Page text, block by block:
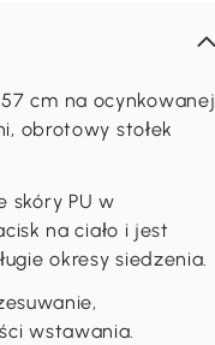
cm na ocynkowanej
obrotowy stołek
skóry PU w
na ciało i jest
okresy siedzenia.
wstawania.